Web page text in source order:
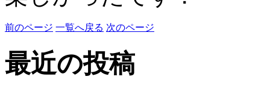
前のページ 一覧へ戻る 次のページ
最近の投稿